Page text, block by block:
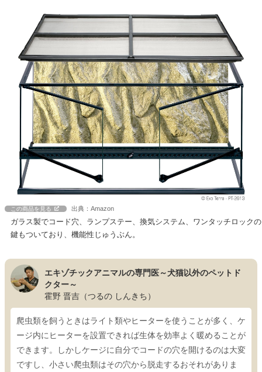
この商品を見る 出典：Amazon
ガラス製でコード穴、ランプステー、換気システム、ワンタッチロックの
鍵もついており、機能性じゅうぶん。
エキゾチックアニマルの専門医～犬猫以外のペットド
クター～
霍野 晋吉（つるの しんきち）
爬虫類を飼うときはライト類やヒーターを使うことが多く、ケ
ージ内にヒーターを設置できれば生体を効率よく暖めることが
できます。しかしケージに自分でコードの穴を開けるのは大変
ですし、小さい爬虫類はその穴から脱走するおそれがありま